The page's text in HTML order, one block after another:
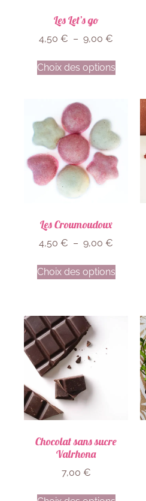
Les Let’s go
4,50 € – 9,00 €
Choix des options
Les Croumoudoux
4,50 € – 9,00 €
Choix des options
Chocolat sans sucre
Valrhona
7,00 €